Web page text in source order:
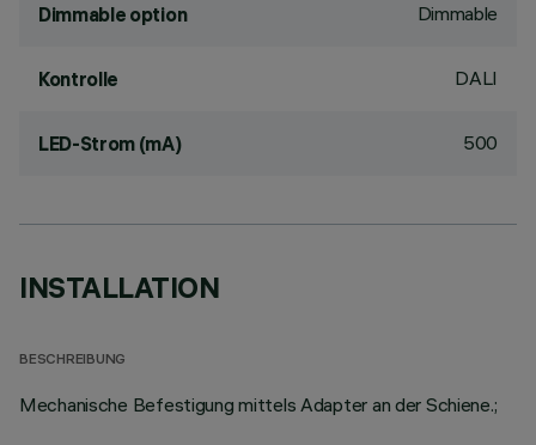
Dimmable option Dimmable
Kontrolle DALI
LED-Strom (mA) 500
INSTALLATION
BESCHREIBUNG
Mechanische Befestigung mittels Adapter an der Schiene.;